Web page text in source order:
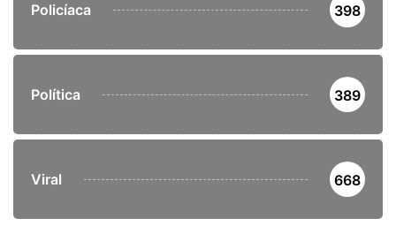
Policíaca 398
Política 389
Viral 668